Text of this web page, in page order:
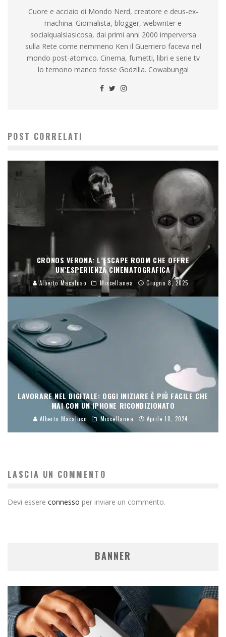
Cuore e acciaio di Mondo Nerd, creatore e deus-ex-
machina. Giornalista, blogger, webwriter e
socialqualsiasicosa, dai primi anni 2000 imperversa
sulla Rete come nemmeno Ken il Guerriero faceva nel
mondo post-atomico. Cinema, fumetti, libri e serie tv
lo temono manco fosse Godzilla. Cowabunga!
POST CORRELATI
CRONOS VERONA: L’ESCAPE ROOM CHE OFFRE
UN’ESPERIENZA CINEMATOGRAFICA
Alberto Macaluso Miscellanea Giugno 8, 2025
LAVORARE NEL DIGITALE: OGGI INIZIARE È PIÙ FACILE CHE
MAI CON UN IPHONE RICONDIZIONATO
Alberto Macaluso Miscellanea Aprile 10, 2024
LASCIA UN COMMENTO
Devi essere connesso per inviare un commento.
BANNER